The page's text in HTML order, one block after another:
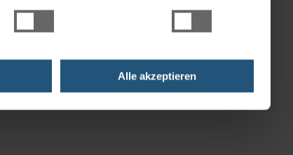
Alle akzeptieren